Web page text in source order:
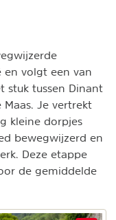
en volgt een van
stuk tussen Dinant
Je vertrekt
kleine dorpjes
bewegwijzerd en
Deze etappe
de gemiddelde